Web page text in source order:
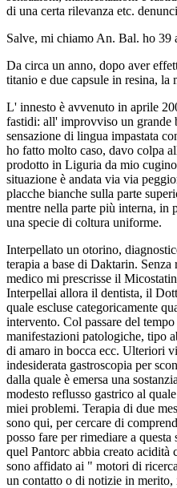
di una certa rilevanza etc.
Salve, mi chiamo An. Bal. ho 39
Da circa un anno, dopo aver
titanio e due capsule in resina,
L' innesto è avvenuto in aprile
fastidi: all' improvviso un grande
sensazione di lingua impastata
ho fatto molto caso, davo colpa
prodotto in Liguria da mio
situazione è andata via via
placche bianche sulla parte
mentre nella parte più interna, in
una specie di coltura uniforme.
Interpellato un otorino,
terapia a base di Daktarin.
medico mi prescrisse il
Interpellai allora il dentista, il
quale escluse categoricamente
intervento. Col passare del
manifestazioni patologiche, tipo
di amaro in bocca ecc. Ulteriori
indesiderata gastroscopia per
dalla quale è emersa una
modesto reflusso gastrico al
miei problemi. Terapia di due
sono qui, per cercare di
posso fare per rimediare a
quel Pantorc abbia creato
sono affidato ai " motori di
un contatto o di notizie in